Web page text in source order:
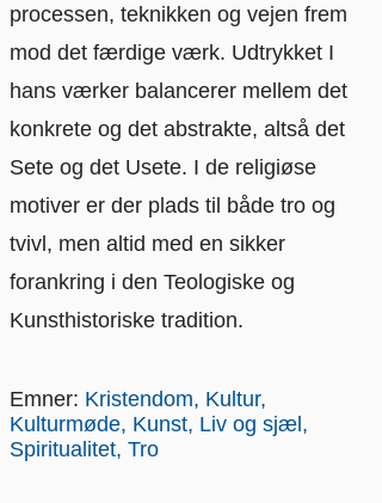
processen, teknikken og vejen frem
mod det færdige værk. Udtrykket I
hans værker balancerer mellem det
konkrete og det abstrakte, altså det
Sete og det Usete. I de religiøse
motiver er der plads til både tro og
tvivl, men altid med en sikker
forankring i den Teologiske og
Kunsthistoriske tradition.
Emner: Kristendom Kultur
Kulturmøde Kunst Liv og sjæl
Spiritualitet Tro